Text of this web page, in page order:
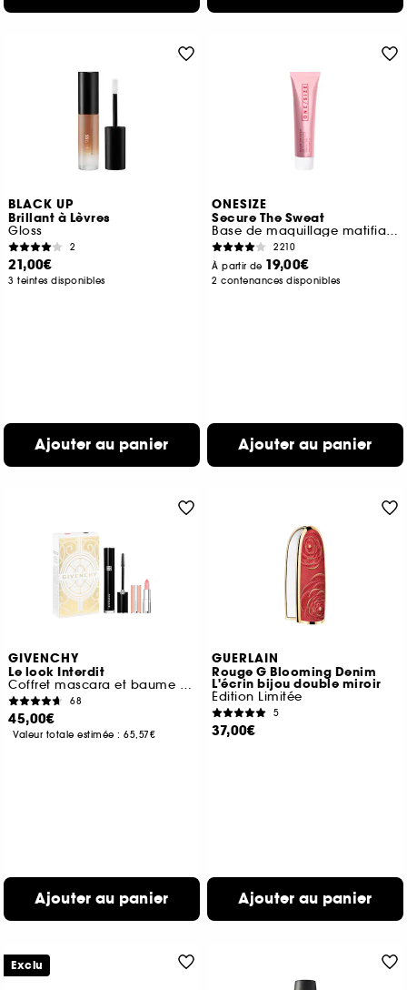
BLACK UP
Brillant à Lèvres
Gloss
2
21,00€
3 teintes disponibles
Ajouter au panier
ONESIZE
Secure The Sweat
Base de maquillage matifiante waterproof
2210
À partir de 19,00€
2 contenances disponibles
Ajouter au panier
GIVENCHY
Le look Interdit
Coffret mascara et baume embellisseur de lèvres
68
45,00€
Valeur totale estimée :65,57€
Ajouter au panier
GUERLAIN
Rouge G Blooming Denim
L'écrin bijou double miroir
Édition Limitée
5
37,00€
Ajouter au panier
Exclu